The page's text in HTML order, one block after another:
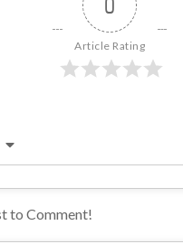
0
Article Rating